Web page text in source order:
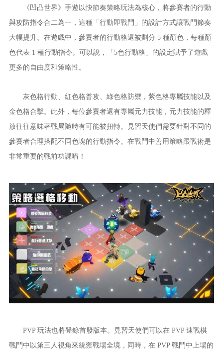
《凹凸世界》手遊以快節奏策略玩法為核心，將參賽者的行動
與攻防指令合二為一，這種「行動即戰鬥」的設計方式讓戰鬥節奏
大幅提升。在遊戲中，參賽者的行動格還被劃分 5 種顏色，每種顏
色代表 1 種行動指令。可以說，「5色行動格」的設定賦予了遊戲
更多的自由度和策略性。
灰色格行動、紅色格普攻、綠色格防禦，紫色格專屬技能以及
金色格合擊。此外，每位參賽者還有專屬元力技能，元力技能的釋
放往往意味著戰局隨時有可能被扭轉。見習天使們需要針對不同的
參賽者合理搭配不同色塊的行動指令。在戰鬥中善用策略跟戰術是
非常重要的戰前功課唷！
PVP 玩法也將登錄首發版本。見習天使們可以在 PVP 速戰棋
戰鬥中以第三人視角來統禦戰場全境，同時，在 PVP 戰鬥中上場的